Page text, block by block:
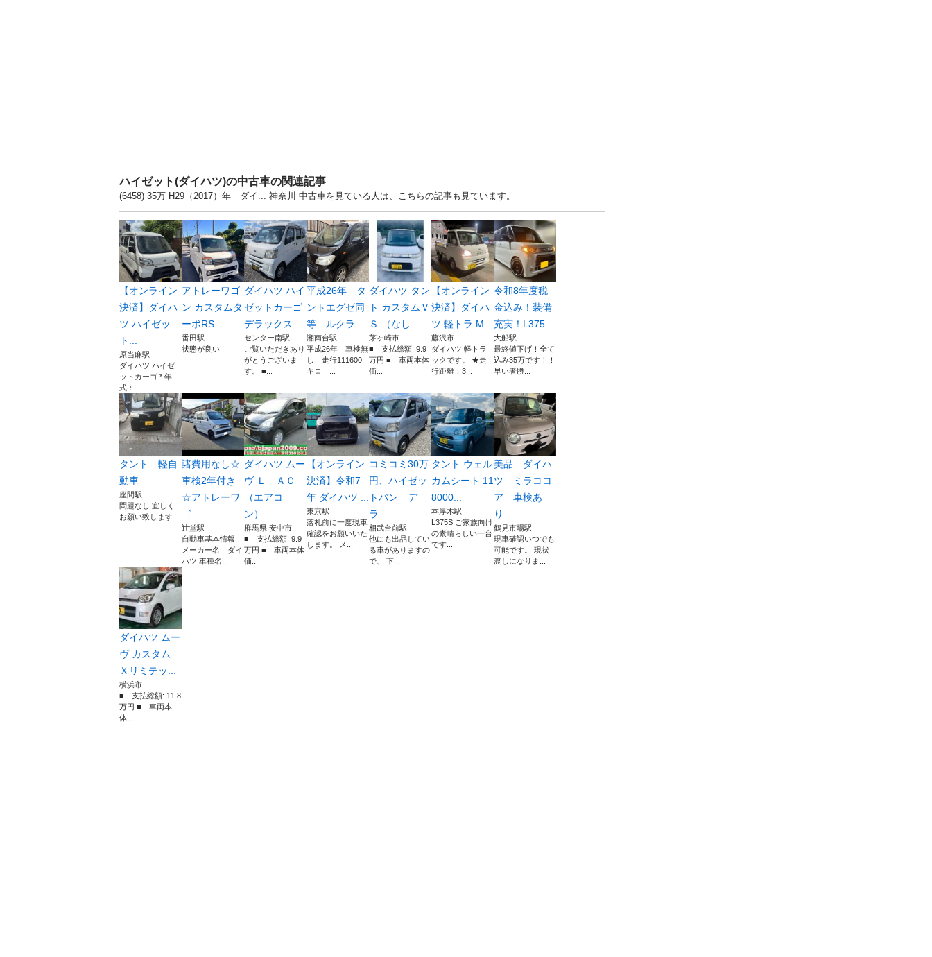
ハイゼット(ダイハツ)の中古車の関連記事
(6458) 35万 H29（2017）年 ダイ... 神奈川 中古車を見ている人は、こちらの記事も見ています。
【オンライン
決済】ダイハ
ツ ハイゼッ
ト...
原当麻駅
ダイハツ ハイゼ
ットカーゴ * 年
式：...
アトレーワゴ
ン カスタムタ
ーボRS
番田駅
状態が良い
ダイハツ ハイ
ゼットカーゴ
デラックス...
センター南駅
ご覧いただきあり
がとうございま
す。 ■...
平成26年 タ
ントエグゼ同
等 ルクラ
湘南台駅
平成26年 車検無
し 走行111600
キロ ...
ダイハツ タン
ト カスタムＶ
Ｓ （なし...
茅ヶ崎市
■ 支払総額: 9.9
万円 ■ 車両本体
価...
【オンライン
決済】ダイハ
ツ 軽トラ M...
藤沢市
ダイハツ 軽トラ
ックです。 ★走
行距離：3...
令和8年度税
金込み！装備
充実！L375...
大船駅
最終値下げ！全て
込み35万です！！
早い者勝...
タント 軽自
動車
座間駅
問題なし 宜しく
お願い致します
諸費用なし☆
車検2年付き
☆アトレーワ
ゴ...
辻堂駅
自動車基本情報
メーカー名 ダイ
ハツ 車種名...
ダイハツ ムー
ヴ Ｌ ＡＣ
（エアコ
ン）...
群馬県 安中市...
■ 支払総額: 9.9
万円 ■ 車両本体
価...
【オンライン
決済】令和7
年 ダイハツ ...
東京駅
落札前に一度現車
確認をお願いいた
します。 メ...
コミコミ30万
円、ハイゼッ
トバン デ
ラ...
相武台前駅
他にも出品してい
る車がありますの
で、 下...
タント ウェル
カムシート 11
8000...
本厚木駅
L375S ご家族向け
の素晴らしい一台
です...
美品 ダイハ
ツ ミラココ
ア 車検あ
り ...
鶴見市場駅
現車確認いつでも
可能です。 現状
渡しになりま...
ダイハツ ムー
ヴ カスタム
Ｘリミテッ...
横浜市
■ 支払総額: 11.8
万円 ■ 車両本
体...